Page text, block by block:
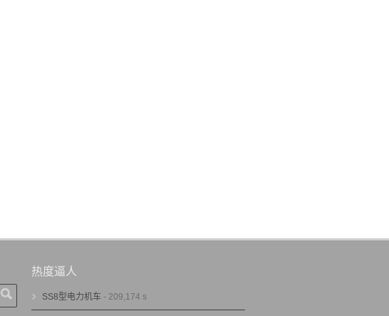
热度逼人
SS8型电力机车 - 209,174 s